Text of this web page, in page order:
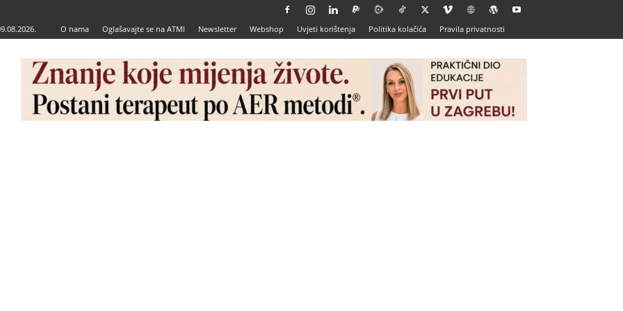
O nama Oglašavajte se na ATMI Newsletter Webshop Uvjeti korištenja Politika kolačića Pravila privatnosti